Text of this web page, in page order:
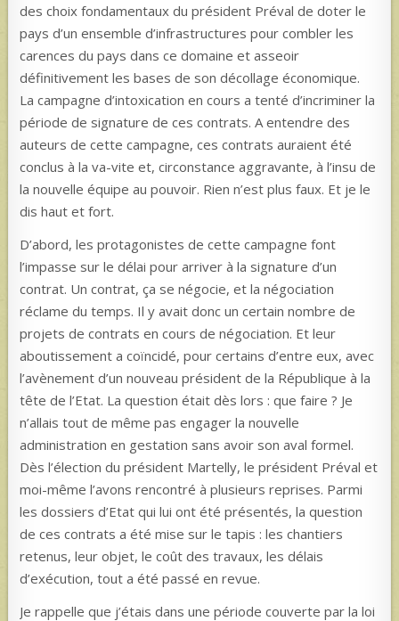
des choix fondamentaux du président Préval de doter le
pays d’un ensemble d’infrastructures pour combler les
carences du pays dans ce domaine et asseoir
définitivement les bases de son décollage économique.
La campagne d’intoxication en cours a tenté d’incriminer la
période de signature de ces contrats. A entendre des
auteurs de cette campagne, ces contrats auraient été
conclus à la va-vite et, circonstance aggravante, à l’insu de
la nouvelle équipe au pouvoir. Rien n’est plus faux. Et je le
dis haut et fort.
D’abord, les protagonistes de cette campagne font
l’impasse sur le délai pour arriver à la signature d’un
contrat. Un contrat, ça se négocie, et la négociation
réclame du temps. Il y avait donc un certain nombre de
projets de contrats en cours de négociation. Et leur
aboutissement a coïncidé, pour certains d’entre eux, avec
l’avènement d’un nouveau président de la République à la
tête de l’Etat. La question était dès lors : que faire ? Je
n’allais tout de même pas engager la nouvelle
administration en gestation sans avoir son aval formel.
Dès l’élection du président Martelly, le président Préval et
moi-même l’avons rencontré à plusieurs reprises. Parmi
les dossiers d’Etat qui lui ont été présentés, la question
de ces contrats a été mise sur le tapis : les chantiers
retenus, leur objet, le coût des travaux, les délais
d’exécution, tout a été passé en revue.
Je rappelle que j’étais dans une période couverte par la loi